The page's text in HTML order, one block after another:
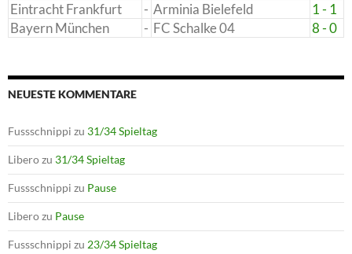
Eintracht Frankfurt
- Arminia Bielefeld
1 - 1
Bayern München
- FC Schalke 04 8 - 0
NEUESTE KOMMENTARE
Fussschnippi zu 31/34 Spieltag
Liberozu 31/34 Spieltag
Fussschnippi zu Pause
Liberozu Pause
Fussschnippi zu 23/34 Spieltag